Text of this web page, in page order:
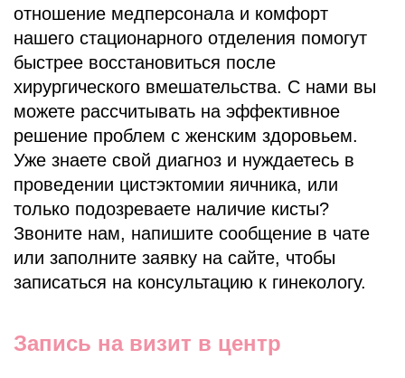
отношение медперсонала и комфорт
нашего стационарного отделения помогут
быстрее восстановиться после
хирургического вмешательства. С нами вы
можете рассчитывать на эффективное
решение проблем с женским здоровьем.
Уже знаете свой диагноз и нуждаетесь в
проведении цистэктомии яичника, или
только подозреваете наличие кисты?
Звоните нам, напишите сообщение в чате
или заполните заявку на сайте, чтобы
записаться на консультацию к гинекологу.
Запись на визит в центр